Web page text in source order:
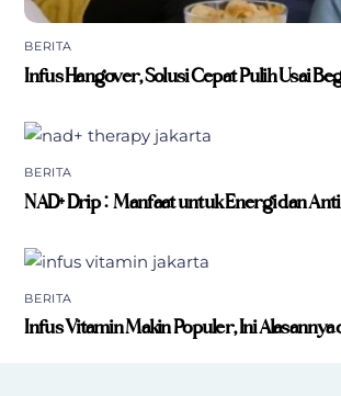
BERITA
Infus Hangover, Solusi Cepat Pulih Usai
BERITA
NAD+ Drip: Manfaat untuk Energi dan
BERITA
Infus Vitamin Makin Populer, Ini Alasannya